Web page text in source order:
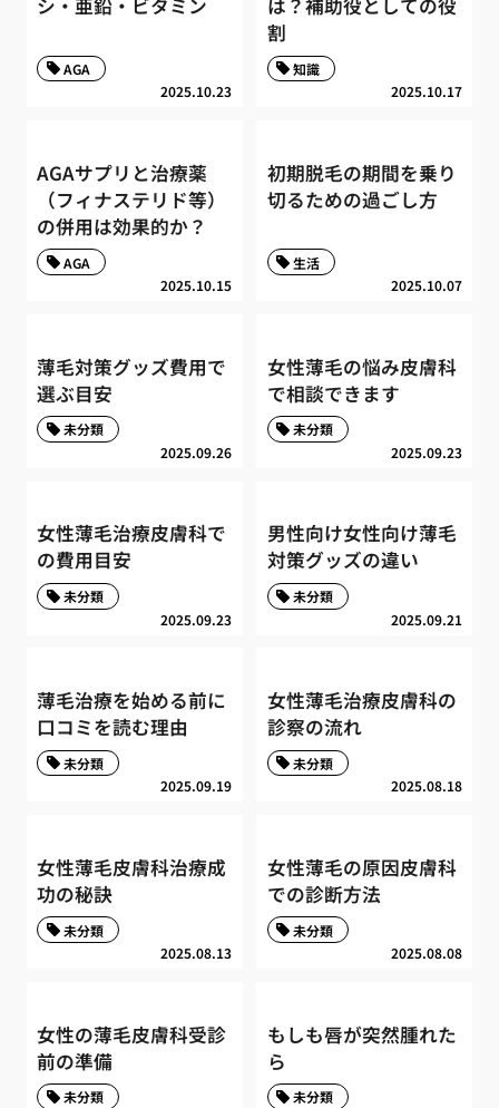
シ・亜鉛・ビタミン
2025.10.23
AGA
は？補助役としての役
割
2025.10.17
知識
AGAサプリと治療薬
（フィナステリド等）
の併用は効果的か？
2025.10.15
AGA
初期脱毛の期間を乗り
切るための過ごし方
2025.10.07
生活
薄毛対策グッズ費用で
選ぶ目安
2025.09.26
未分類
女性薄毛の悩み皮膚科
で相談できます
2025.09.23
未分類
女性薄毛治療皮膚科で
の費用目安
2025.09.23
未分類
男性向け女性向け薄毛
対策グッズの違い
2025.09.21
未分類
薄毛治療を始める前に
口コミを読む理由
2025.09.19
未分類
女性薄毛治療皮膚科の
診察の流れ
2025.08.18
未分類
女性薄毛皮膚科治療成
功の秘訣
2025.08.13
未分類
女性薄毛の原因皮膚科
での診断方法
2025.08.08
未分類
女性の薄毛皮膚科受診
前の準備
未分類
もしも唇が突然腫れた
ら
未分類